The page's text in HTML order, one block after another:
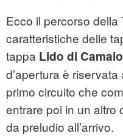
Ecco il percorso
caratteristiche delle
tappa Lido di
d’apertura è
primo circuito che
entrare poi in un altro
da preludio all’arrivo.